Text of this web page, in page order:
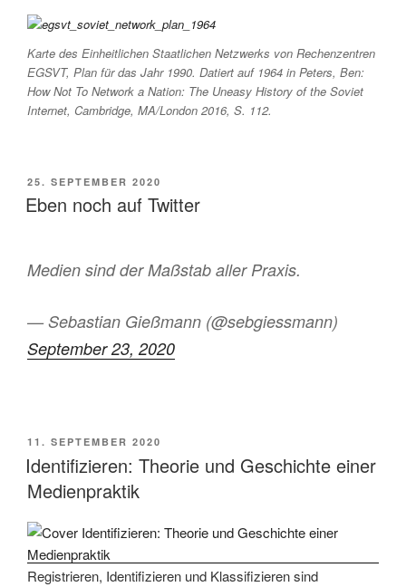
Karte des Einheitlichen Staatlichen Netzwerks von Rechenzentren
EGSVT, Plan für das Jahr 1990. Datiert auf 1964 in Peters, Ben:
How Not To Network a Nation: The Uneasy History of the Soviet
Internet, Cambridge, MA/London 2016, S. 112.
VERÖFFENTLICHT
AM
25. SEPTEMBER 2020
Eben noch auf Twitter
Medien sind der Maßstab aller Praxis.
— Sebastian Gießmann (@sebgiessmann)
September 23, 2020
VERÖFFENTLICHT
AM
11. SEPTEMBER 2020
Identifizieren: Theorie und Geschichte einer
Medienpraktik
Registrieren, Identifizieren und Klassifizieren sind